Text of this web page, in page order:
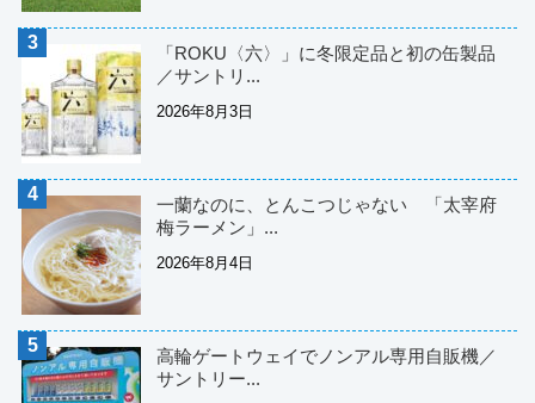
「ROKU〈六〉」に冬限定品と初の缶製品
／サントリ...
2026年8月3日
一蘭なのに、とんこつじゃない 「太宰府
梅ラーメン」...
2026年8月4日
高輪ゲートウェイでノンアル専用自販機／
サントリー...